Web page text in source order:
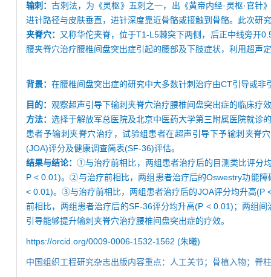
输刺：古刺法，为《灵枢》五刺之一，出《黄帝内经·灵枢·官
进针路径与皮肤垂直，进针深度靠近骨骼或接触到骨骼。此次研
夹脊穴： 又称华佗夹脊，位于T1-L5棘突下两侧，后正中线旁开
腰夹脊穴治疗腰椎间盘突出症引起的腰部及下肢症状，利用超声
背景： 在腰椎间盘突出症的研究中大多数针刺治疗由CT引导或
目的： 观察超声引导下输刺夹脊穴治疗腰椎间盘突出症的临床疗
方法：选择于解放军总医院及北京中医药大学第三附属医院就诊
患者予输刺夹脊穴治疗，试验组患者在超声引导下予输刺夹脊
(JOA)评分及健康调查简表(SF-36)评估。
结果与结论：①与治疗前相比，两组患者治疗后的目测类比评分
P < 0.01)。②与治疗前相比，两组患者治疗后的Oswestry功能
< 0.01)。③与治疗前相比，两组患者治疗后的JOA评分均升高
前相比，两组患者治疗后的SF-36评分均升高(P < 0.01)；两组
引导能够提升输刺夹脊穴治疗腰椎间盘突出症的疗效。
https://orcid.org/0009-0006-1532-1562 (朱曦)
中国组织工程研究杂志出版内容重点：人工关节；骨植入物；脊